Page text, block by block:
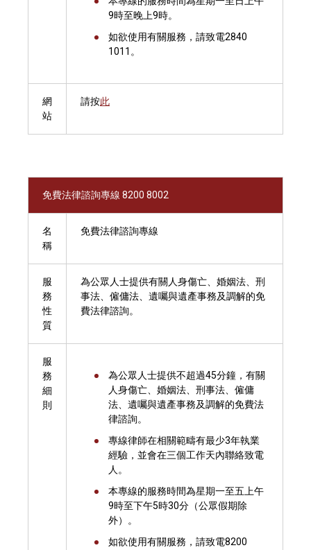
9時至晚上9時。
如欲使用有關服務，請致電2840
1011。
網
站
請按此
免費法律諮詢專線 8200 8002
名
稱
免費法律諮詢專線
服
務
性
質
為公眾人士提供有關人身傷亡、婚姻法、刑
事法、僱傭法、遺囑與遺產事務及調解的免
費法律諮詢。
服
務
細
則
為公眾人士提供不超過45分鐘，有關
人身傷亡、婚姻法、刑事法、僱傭
法、遺囑與遺產事務及調解的免費法
律諮詢。
專線律師在相關範疇有最少3年執業
經驗，並會在三個工作天內聯絡致電
人。
本專線的服務時間為星期一至五上午
9時至下午5時30分（公眾假期除
外）。
如欲使用有關服務，請致電8200